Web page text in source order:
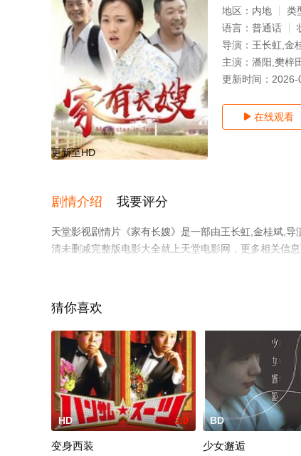
更新至HD
地区： 内地 类
语言： 普通话
导演： 王长虹,金
主演： 潘阳,樊梓
更新时间： 2026-
 在线观看
剧情介绍 我要评分
天堂影视剧情片《家有长嫂》是一部由王长虹,金桂斌,
清未删减完整版电影大全就上天堂电影网，更多相关信
猜你喜欢
HD 3.0
变身西装
BD
少女邂逅